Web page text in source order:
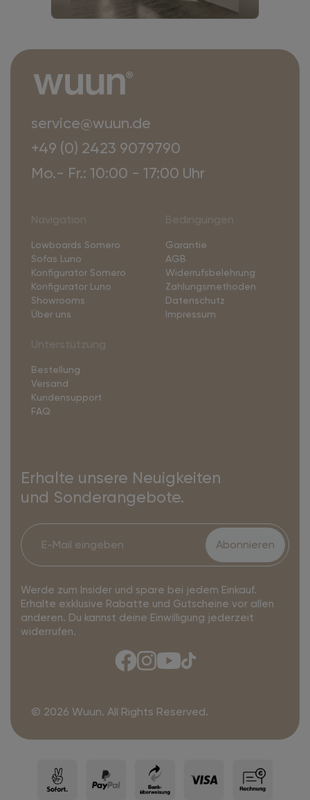
service@wuun.de
+49 (0) 2423 9079790
Mo.- Fr.: 10:00 - 17:00 Uhr
Lowboards Somero
Sofas Luno
Konfigurator Somero
Konfigurator Luno
Showrooms
Über uns
Garantie
AGB
Widerrufsbelehrung
Zahlungsmethoden
Datenschutz
Impressum
Bestellung
Versand
Kundensupport
FAQ
Erhalte unsere Neuigkeiten
und Sonderangebote.
Abonnieren
Werde zum Insider und spare bei jedem Einkauf.
Erhalte exklusive Rabatte und Gutscheine vor allen
anderen. Du kannst deine Einwilligung jederzeit
widerrufen.
© 2026 Wuun. All Rights Reserved.